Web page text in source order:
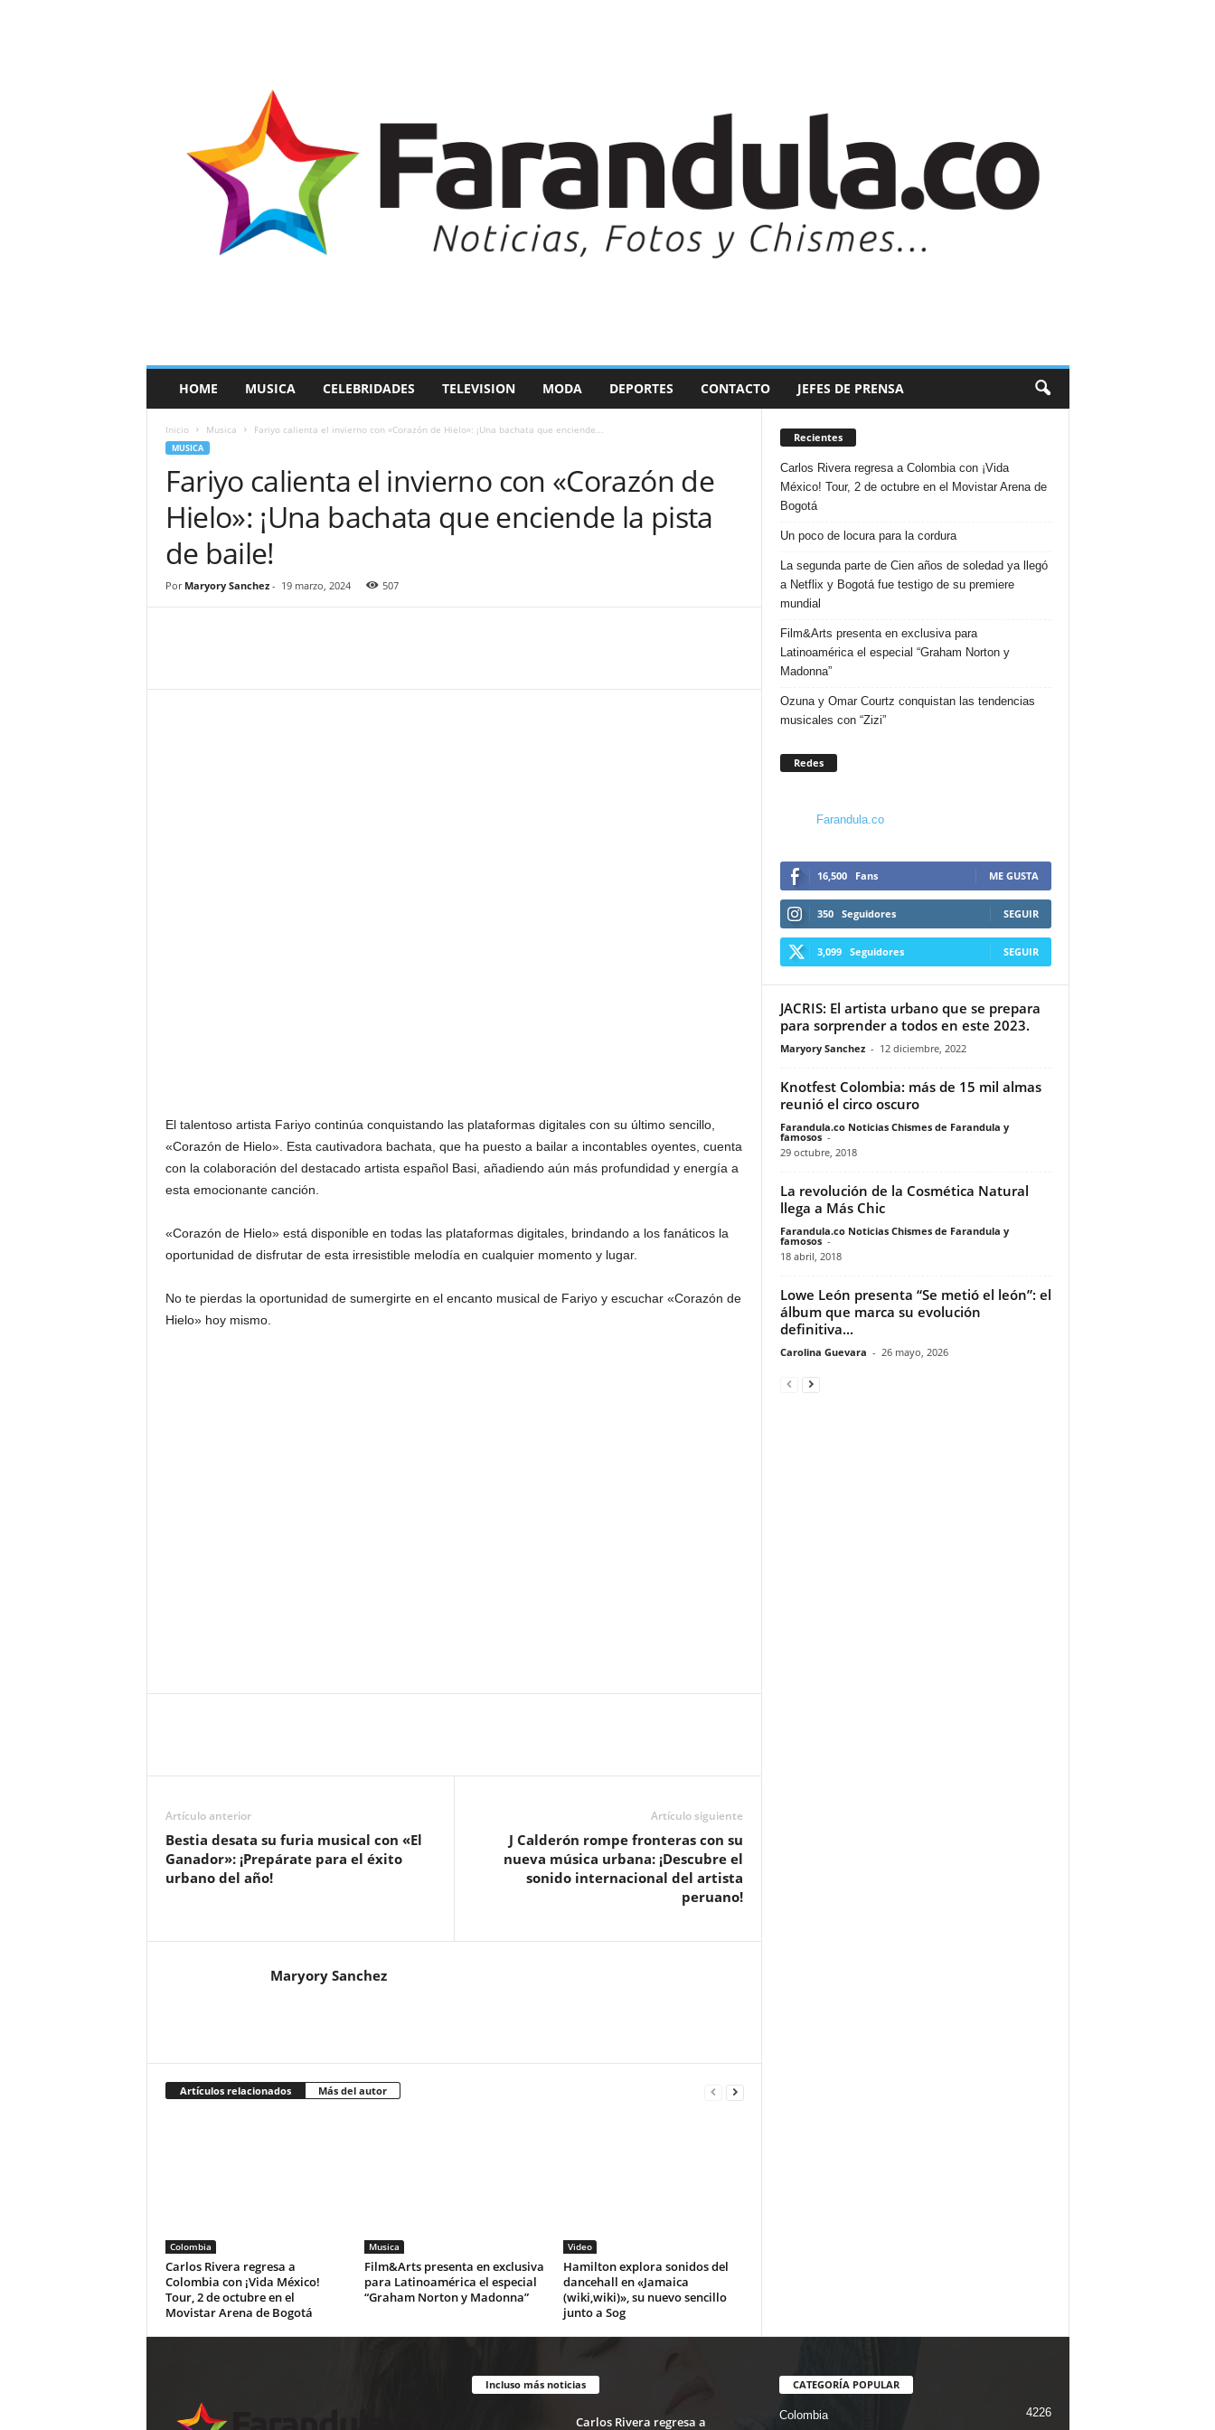
a
HOME MUSICA CELEBRIDADES TELEVISION MODA DEPORTES CONTACTO JEFES DE PRENSA
Inicio Musica Fariyo calienta el invierno con «Corazón de Hielo»: ¡Una bachata que enciende...
MUSICA
Fariyo calienta el invierno con «Corazón de
Hielo»: ¡Una bachata que enciende la pista
de baile!
Por Maryory Sanchez- 19 marzo, 2024 507
El talentoso artista Fariyo continúa conquistando las plataformas digitales con su último sencillo,
«Corazón de Hielo». Esta cautivadora bachata, que ha puesto a bailar a incontables oyentes, cuenta
con la colaboración del destacado artista español Basi, añadiendo aún más profundidad y energía a
esta emocionante canción.
«Corazón de Hielo» está disponible en todas las plataformas digitales, brindando a los fanáticos la
oportunidad de disfrutar de esta irresistible melodía en cualquier momento y lugar.
No te pierdas la oportunidad de sumergirte en el encanto musical de Fariyo y escuchar «Corazón de
Hielo» hoy mismo.
Artículo anterior
Bestia desata su furia musical con «El
Ganador»: ¡Prepárate para el éxito
urbano del año!
Artículo siguiente
J Calderón rompe fronteras con su
nueva música urbana: ¡Descubre el
sonido internacional del artista
peruano!
Maryory Sanchez
Artículos relacionados Más del autor
Colombia
Carlos Rivera regresa a
Colombia con ¡Vida México!
Tour, 2 de octubre en el
Movistar Arena de Bogotá
Musica
Film&Arts presenta en exclusiva
para Latinoamérica el especial
“Graham Norton y Madonna”
Video
Hamilton explora sonidos del
dancehall en «Jamaica
(wiki,wiki)», su nuevo sencillo
junto a Sog
Recientes
Carlos Rivera regresa a Colombia con ¡Vida
México! Tour, 2 de octubre en el Movistar Arena de
Bogotá
Un poco de locura para la cordura
La segunda parte de Cien años de soledad ya llegó
a Netflix y Bogotá fue testigo de su premiere
mundial
Film&Arts presenta en exclusiva para
Latinoamérica el especial “Graham Norton y
Madonna”
Ozuna y Omar Courtz conquistan las tendencias
musicales con “Zizi”
Redes
Farandula.co
16,500 Fans ME GUSTA
350 Seguidores SEGUIR
3,099 Seguidores SEGUIR
JACRIS: El artista urbano que se prepara
para sorprender a todos en este 2023.
Maryory Sanchez - 12 diciembre, 2022
Knotfest Colombia: más de 15 mil almas
reunió el circo oscuro
Farandula.co Noticias Chismes de Farandula y
famosos -
29 octubre, 2018
La revolución de la Cosmética Natural
llega a Más Chic
Farandula.co Noticias Chismes de Farandula y
famosos -
18 abril, 2018
Lowe León presenta “Se metió el león”: el
álbum que marca su evolución
definitiva...
Carolina Guevara - 26 mayo, 2026
Incluso más noticias
Carlos Rivera regresa a
CATEGORÍA POPULAR
Colombia 4226